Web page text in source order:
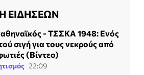
ΕΙΔΗΣΕΩΝ
- ΤΣΣΚΑ 1948: Ενός
σιγή για τους νεκρούς από
(Βίντεο)
22:09